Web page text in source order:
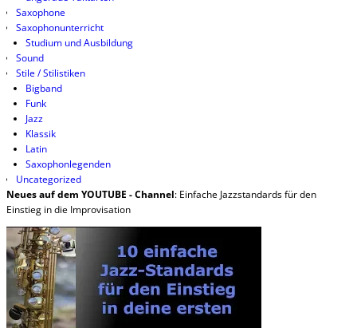
Saxophone
Saxophonunterricht
Studium und Ausbildung
Sound
Stile / Stilistiken
Bigband
Funk
Jazz
Klassik
Latin
Saxophonlegenden
Uncategorized
Neues auf dem YOUTUBE - Channel: Einfache Jazzstandards für den
Einstieg in die Improvisation